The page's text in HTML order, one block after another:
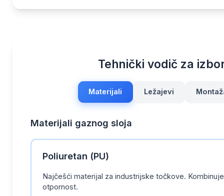
Tehnički vodič za
Materijali Ležajevi
Materijali gaznog sloja
Poliuretan (PU)
Najčešći materijal za industrijske točkove.
otpornost.